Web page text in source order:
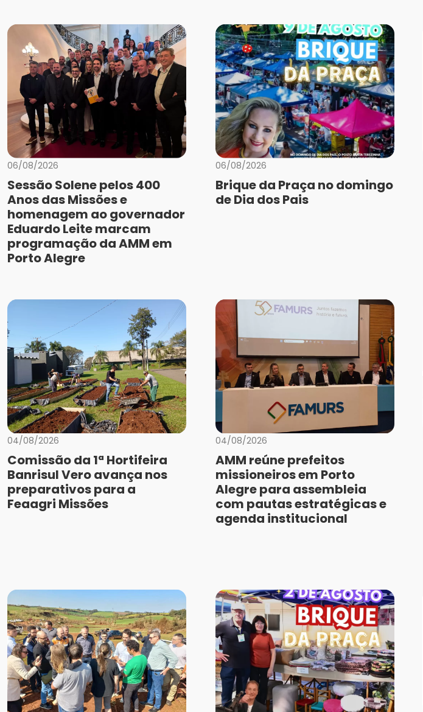
06/08/2026
Sessão Solene pelos 400
Anos das Missões e
homenagem ao governador
Eduardo Leite marcam
programação da AMM em
Porto Alegre
06/08/2026
Brique da Praça no domingo
de Dia dos Pais
04/08/2026
Comissão da 1ª Hortifeira
Banrisul Vero avança nos
preparativos para a
Feaagri Missões
04/08/2026
AMM reúne prefeitos
missioneiros em Porto
Alegre para assembleia
com pautas estratégicas e
agenda institucional